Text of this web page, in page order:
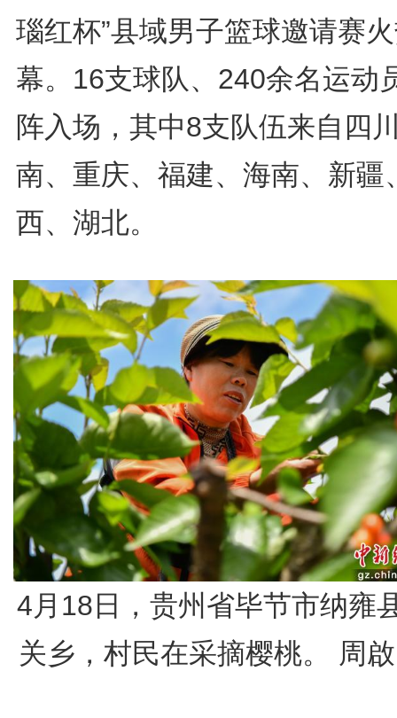
瑙红杯”县域男子篮球邀请赛
幕。16支球队、240余名运动
阵入场，其中8支队伍来自四
南、重庆、福建、海南、新疆
西、湖北。
4月18日，贵州省毕节市纳雍
关乡，村民在采摘樱桃。 周